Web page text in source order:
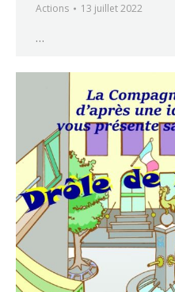
Actions 13 juillet 2022
…